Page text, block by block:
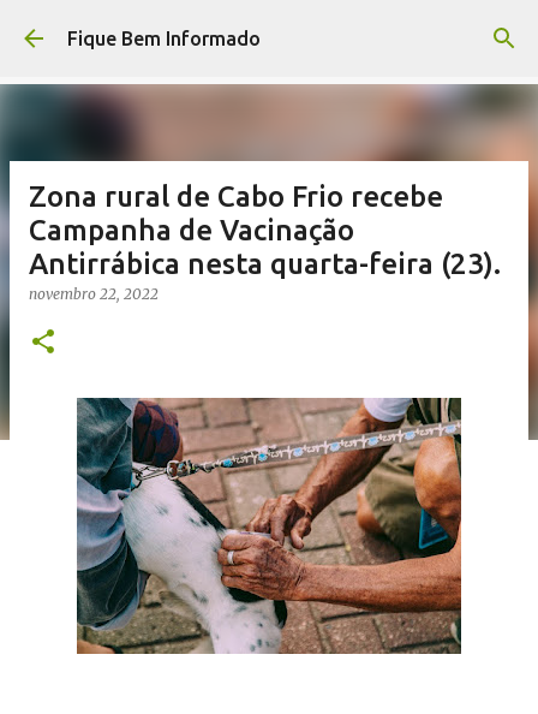
Pular para o conteúdo principal
Fique Bem Informado
Zona rural de Cabo Frio recebe
Campanha de Vacinação
Antirrábica nesta quarta-feira (23).
novembro 22, 2022